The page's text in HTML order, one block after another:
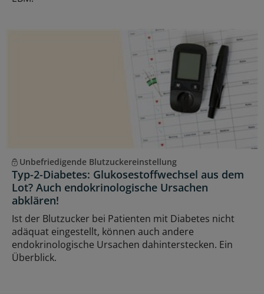
Unbefriedigende Blutzuckereinstellung
Typ-2-Diabetes: Glukosestoffwechsel aus dem
Lot? Auch endokrinologische Ursachen
abklären!
Ist der Blutzucker bei Patienten mit Diabetes nicht
adäquat eingestellt, können auch andere
endokrinologische Ursachen dahinterstecken. Ein
Überblick.